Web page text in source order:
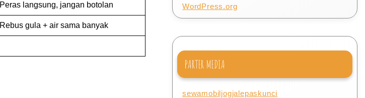
Peras langsung, jangan botolan
Rebus gula + air sama banyak
WordPress.org
PARTER MEDIA
sewamobiljogjalepaskunci